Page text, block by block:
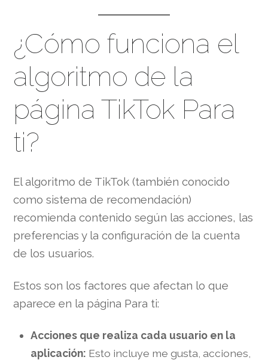
¿Cómo funciona el
algoritmo de la
página TikTok Para
ti?
El algoritmo de TikTok (también conocido
como sistema de recomendación)
recomienda contenido según las acciones, las
preferencias y la configuración de la cuenta
de los usuarios.
Estos son los factores que afectan lo que
aparece en la página Para ti:
Acciones que realiza cada usuario en la
aplicación: Esto incluye me gusta, acciones,